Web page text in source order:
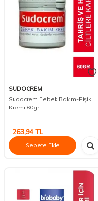
SUDOCREM
Sudocrem Bebek Bakım-Pişik
Kremi 60gr
263,94 TL
Sepete Ekle